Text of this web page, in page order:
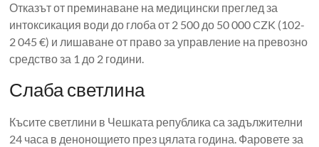
Отказът от преминаване на медицински преглед за
интоксикация води до глоба от 2 500 до 50 000 CZK (102-
2 045 €) и лишаване от право за управление на превозно
средство за 1 до 2 години.
Слаба светлина
Късите светлини в Чешката република са задължителни
24 часа в денонощието през цялата година. Фаровете за